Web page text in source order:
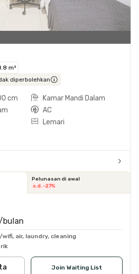
m²
diperbolehkan
cm
Kamar Mandi Dalam
AC
Lemari
Pelunasan di awal
s.d. -27%
/bulan
air, laundry, cleaning
Join Waiting List